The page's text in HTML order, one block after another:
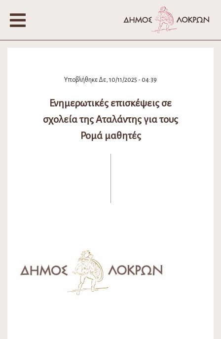
Υποβλήθηκε Δε, 10/11/2025 - 04:39
Ενημερωτικές επισκέψεις σε
σχολεία της Αταλάντης για τους
Ρομά μαθητές